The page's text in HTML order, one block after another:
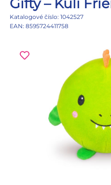
Gifty – Kuli
Katalogové číslo: 1042527
EAN: 8595724411758